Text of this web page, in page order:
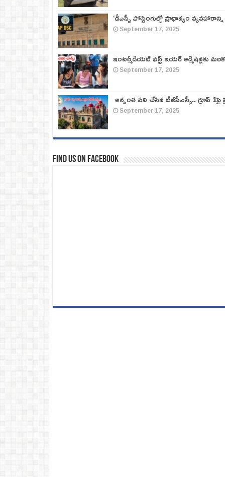
‘డీఎస్సీ పోస్టింగుల్లో ప్రాధాన్యం
September 17, 2025
ఇంటర్మీడియట్ ఫస్ట్‌ ఇయర్‌ అడ్మిషన్లకు
September 17, 2025
అన్నంత పని చేసిన టీజీపీఎస్సీ.. గ్రూప్‌
September 17, 2025
Find us on Facebook